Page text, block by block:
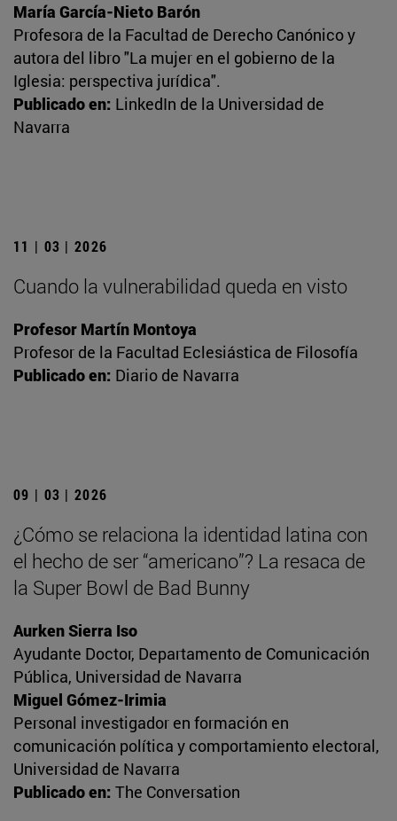
María García-Nieto Barón
Profesora de la Facultad de Derecho Canónico y
autora del libro "La mujer en el gobierno de la
Iglesia: perspectiva jurídica".
Publicado en: LinkedIn de la Universidad de
Navarra
11 | 03 | 2026
Cuando la vulnerabilidad queda en visto
Profesor Martín Montoya
Profesor de la Facultad Eclesiástica de Filosofía
Publicado en: Diario de Navarra
09 | 03 | 2026
¿Cómo se relaciona la identidad latina con
el hecho de ser “americano”? La resaca de
la Super Bowl de Bad Bunny
Aurken Sierra Iso
Ayudante Doctor, Departamento de Comunicación
Pública, Universidad de Navarra
Miguel Gómez-Irimia
Personal investigador en formación en
comunicación política y comportamiento electoral,
Universidad de Navarra
Publicado en: The Conversation